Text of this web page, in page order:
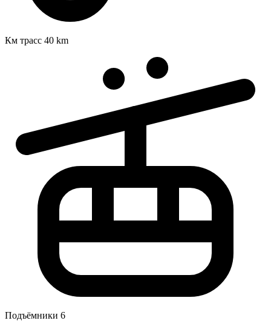
Км трасс 40 km
Подъёмники 6